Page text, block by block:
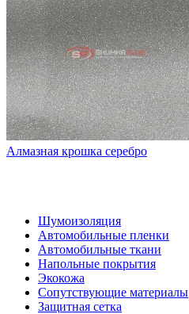
Алмазная крошка серебро
Шумоизоляция
Автомобильные пленки
Автомобильные ткани
Напольные покрытия
Экокожа
Сопутствующие материалы
Защитная сетка